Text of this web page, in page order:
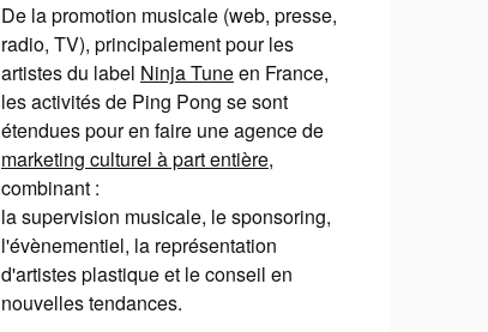
De la promotion musicale (web, presse,
radio, TV), principalement pour les
artistes du label Ninja Tuneen France,
les activités de Ping Pong se sont
étendues pour en faire une agence de
marketing culturel à part entière,
combinant :
la supervision musicale, le sponsoring,
l'évènementiel, la représentation
d'artistes plastique et le conseil en
nouvelles tendances.